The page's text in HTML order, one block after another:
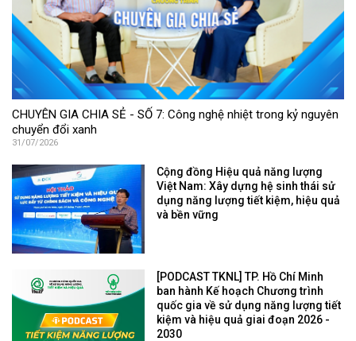
CHUYÊN GIA CHIA SẺ - SỐ 7: Công nghệ nhiệt trong kỷ nguyên
chuyển đổi xanh
31/07/2026
Cộng đồng Hiệu quả năng lượng
Việt Nam: Xây dựng hệ sinh thái sử
dụng năng lượng tiết kiệm, hiệu quả
và bền vững
[PODCAST TKNL] TP. Hồ Chí Minh
ban hành Kế hoạch Chương trình
quốc gia về sử dụng năng lượng tiết
kiệm và hiệu quả giai đoạn 2026 -
2030